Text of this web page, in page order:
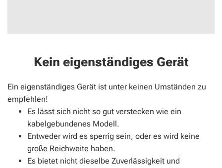
Kein eigenständiges Gerät
Ein eigenständiges Gerät ist unter keinen Umständen zu
empfehlen!
Es lässt sich nicht so gut verstecken wie ein
kabelgebundenes Modell.
Entweder wird es sperrig sein, oder es wird keine
große Reichweite haben.
Es bietet nicht dieselbe Zuverlässigkeit und